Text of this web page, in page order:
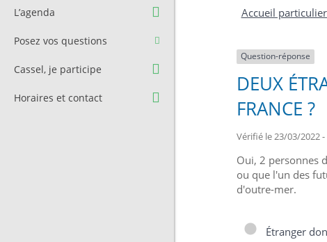
municipale
Contact et Accès
Cimetière
L’agenda
Posez vos questions
Cassel, je participe
Horaires et contact
Accueil
Question-réponse
DEUX
FRANCE ?
Vérifié le 23/03/2022
Oui, 2 personnes
ou que l'un des
d'outre-mer.
Étranger